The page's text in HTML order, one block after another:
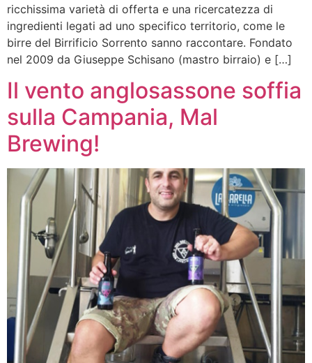
ricchissima varietà di offerta e una ricercatezza di
ingredienti legati ad uno specifico territorio, come le
birre del Birrificio Sorrento sanno raccontare. Fondato
nel 2009 da Giuseppe Schisano (mastro birraio) e […]
Il vento anglosassone soffia
sulla Campania, Mal
Brewing!